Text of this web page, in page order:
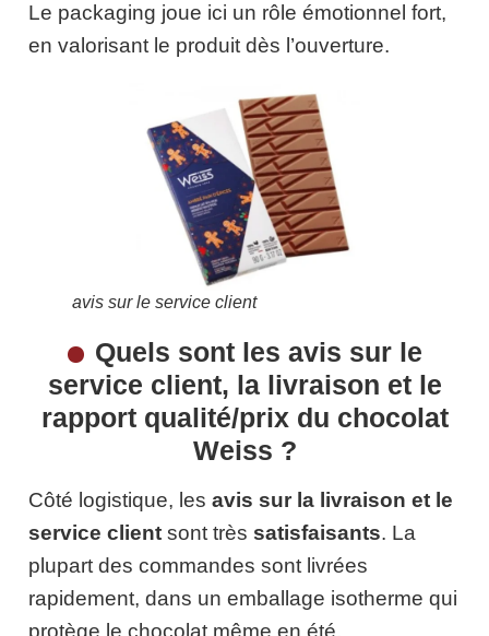
Le packaging joue ici un rôle émotionnel fort,
en valorisant le produit dès l’ouverture.
avis sur le service client
Quels sont les avis sur le
service client, la livraison et le
rapport qualité/prix du chocolat
Weiss ?
Côté logistique, les avis sur la livraison et le
service client sont très satisfaisants. La
plupart des commandes sont livrées
rapidement, dans un emballage isotherme qui
protège le chocolat même en été.